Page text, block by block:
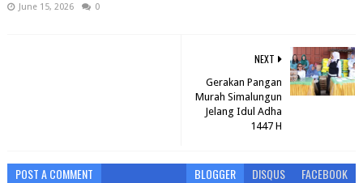
June 15, 2026 0
NEXT
Gerakan Pangan
Murah Simalungun
Jelang Idul Adha
1447 H
POST A COMMENT BLOGGER DISQUS FACEBOOK